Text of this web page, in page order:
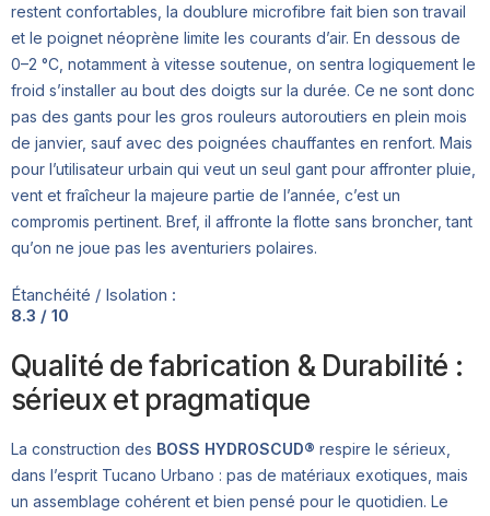
restent confortables, la doublure microfibre fait bien son travail
et le poignet néoprène limite les courants d’air. En dessous de
0–2 °C, notamment à vitesse soutenue, on sentra logiquement le
froid s’installer au bout des doigts sur la durée. Ce ne sont donc
pas des gants pour les gros rouleurs autoroutiers en plein mois
de janvier, sauf avec des poignées chauffantes en renfort. Mais
pour l’utilisateur urbain qui veut un seul gant pour affronter pluie,
vent et fraîcheur la majeure partie de l’année, c’est un
compromis pertinent. Bref, il affronte la flotte sans broncher, tant
qu’on ne joue pas les aventuriers polaires.
Étanchéité / Isolation :
8.3 / 10
Qualité de fabrication & Durabilité :
sérieux et pragmatique
La construction des BOSS HYDROSCUD® respire le sérieux,
dans l’esprit Tucano Urbano : pas de matériaux exotiques, mais
un assemblage cohérent et bien pensé pour le quotidien. Le